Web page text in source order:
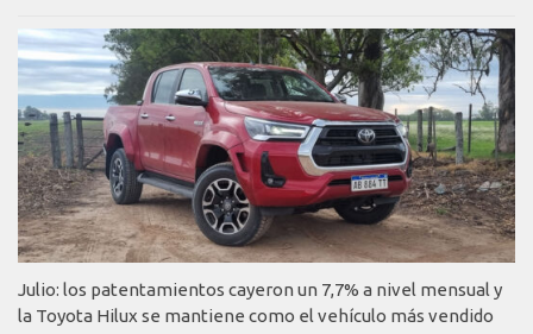
Julio: los patentamientos cayeron un 7,7% a nivel mensual y
la Toyota Hilux se mantiene como el vehículo más vendido